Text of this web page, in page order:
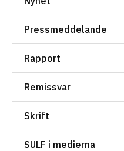
Pressmeddelande
Rapport
Remissvar
Skrift
SULF i medierna